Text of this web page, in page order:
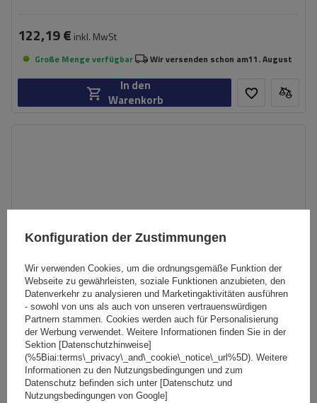
122,19 € inkl. MwSt
Große Menge verfügbar Wir versenden schon am11. August
In den
Warenkorb
G3 Pacific Aero 64.230-68.071 Aluminium-Dachträger
Konfiguration der Zustimmungen
Wir verwenden Cookies, um die ordnungsgemäße Funktion der
Webseite zu gewährleisten, soziale Funktionen anzubieten, den
Datenverkehr zu analysieren und Marketingaktivitäten ausführen
- sowohl von uns als auch von unseren vertrauenswürdigen
Partnern stammen. Cookies werden auch für Personalisierung
der Werbung verwendet. Weitere Informationen finden Sie in der
Sektion [Datenschutzhinweise]
(%5Biai:terms\_privacy\_and\_cookie\_notice\_url%5D). Weitere
Informationen zu den Nutzungsbedingungen und zum
Datenschutz befinden sich unter [Datenschutz und
Nutzungsbedingungen von Google]